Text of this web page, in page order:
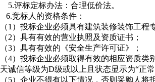
5.评标定标办法：合理低价法。
6.竞标人的资格条件：
（1）投标企业必须具有建筑装修装饰工程
（2）具有有效的营业执照及资质证书；
（3）具有有效的《安全生产许可证》；
（4）投标企业必须取得有效的相应资质
天诚信等级为D级或以上且状态显示为“正常
（5）企业不得有以下情况，否则采购人